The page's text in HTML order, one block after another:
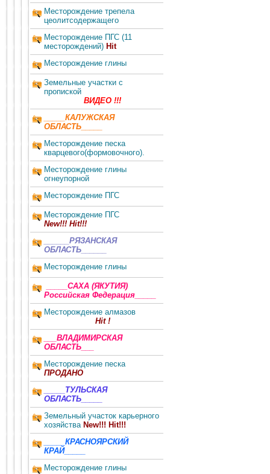
Месторождение трепела
цеолитсодержащего
Месторождение ПГС (11
месторождений) Hit
Месторождение глины
Земельные участки c
пропиской
ВИДЕО !!!
_____КАЛУЖСКАЯ
ОБЛАСТЬ_____
Месторождение песка
кварцевого(формовочного).
Месторождение глины
огнеупорной
Месторождение ПГС
Месторождение ПГС
New!!! Hit!!!
______РЯЗАНСКАЯ
ОБЛАСТЬ______
Месторождение глины
_____САХА (ЯКУТИЯ)
Российская Федерация_____
Месторождение алмазов
Hit !
___ВЛАДИМИРСКАЯ
ОБЛАСТЬ___
Месторождение песка
ПРОДАНО
_____ТУЛЬСКАЯ
ОБЛАСТЬ_____
Земельный участок карьерного
хозяйства New!!! Hit!!!
_____КРАСНОЯРСКИЙ
КРАЙ_____
Месторождение глины